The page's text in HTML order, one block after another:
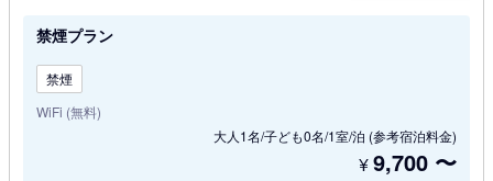
禁煙プラン
禁煙
WiFi (無料)
大人1名/子ども0名/1室/泊 (参考宿泊料金)
¥9,700 〜